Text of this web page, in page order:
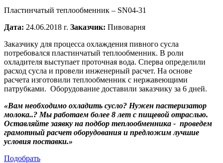
Пластинчатый теплообменник – SN04-31
Дата: 24.06.2018 г. Заказчик: Пивоварня
Заказчику для процесса охлаждения пивного сусла
потребовался пластинчатый теплообменник. В роли
охладителя выступает проточная вода. Сперва определили
расход сусла и провели инженерный расчет. На основе
расчета изготовили теплообменник с нержавеющими
патрубками. Оборудование доставили заказчику за 6 дней.
«Вам необходимо охладить сусло? Нужен пастеризатор
молока..? Мы работаем более 8 лет с пищевой отраслью.
Оставляйте заявку на подбор теплообменника - проведем
грамотный расчет оборудования и предложим лучшие
условия поставки.»
Подобрать